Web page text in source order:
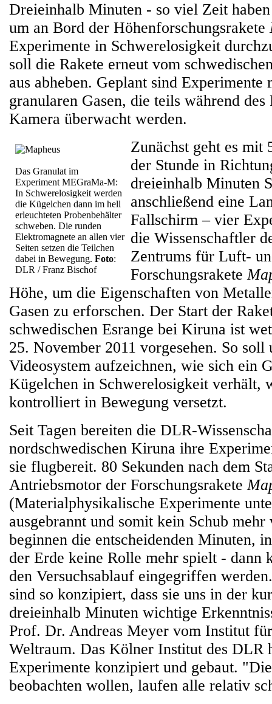
Dreieinhalb Minuten - so viel Zeit
um an Bord der Höhenforschungsrakete
Experimente in Schwerelosigkeit
soll die Rakete erneut vom
aus abheben. Geplant sind
granularen Gasen, die teils während
Kamera überwacht werden.
Das Granulat im
Experiment MEGraMa-M:
In Schwerelosigkeit werden
die Kügelchen dann im hell
erleuchteten Probenbehälter
schweben. Die runden
Elektromagnete an allen vier
Seiten setzen die Teilchen
dabei in Bewegung. Foto:
DLR / Franz Bischof
Zunächst geht es
der Stunde in
dreieinhalb Minuten
anschließend eine
Fallschirm – vier
die Wissenschaftler
Zentrums für Luft-
Forschungsrakete
Höhe, um die Eigenschaften von
Gasen zu erforschen. Der Start der
schwedischen Esrange bei Kiruna ist
25. November 2011 vorgesehen. So soll
Videosystem aufzeichnen, wie sich ein
Kügelchen in Schwerelosigkeit verhält,
kontrolliert in Bewegung versetzt.
Seit Tagen bereiten die DLR-
nordschwedischen Kiruna ihre
sie flugbereit. 80 Sekunden nach dem
Antriebsmotor der Forschungsrakete
(Materialphysikalische Experimente
ausgebrannt und somit kein Schub mehr
beginnen die entscheidenden Minuten,
der Erde keine Rolle mehr spielt - dann
den Versuchsablauf eingegriffen
sind so konzipiert, dass sie uns in der
dreieinhalb Minuten wichtige
Prof. Dr. Andreas Meyer vom Institut
Weltraum. Das Kölner Institut des DLR
Experimente konzipiert und gebaut.
beobachten wollen, laufen alle relativ